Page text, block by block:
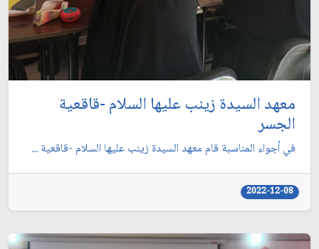
معهد السيدة زينب عليها السلام -قاقعية
الجسر
في أجواء المناسبة قام معهد السيدة زينب عليها السلام -قاقعية ...
2022-12-08